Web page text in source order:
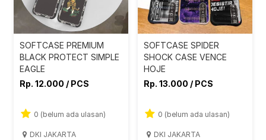
SOFTCASE PREMIUM
BLACK PROTECT SIMPLE
EAGLE
Rp. 12.000 / PCS
0 (belum ada ulasan)
DKI JAKARTA
SOFTCASE SPIDER
SHOCK CASE VENCE
HOJE
Rp. 13.000 / PCS
0 (belum ada ulasan)
DKI JAKARTA